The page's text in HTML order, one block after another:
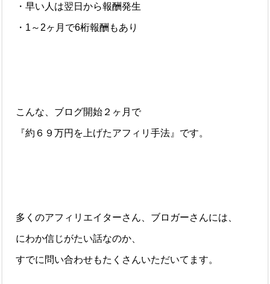
・早い人は翌日から報酬発生
・1～2ヶ月で6桁報酬もあり
こんな、ブログ開始２ヶ月で
『約６９万円を上げたアフィリ手法』です。
多くのアフィリエイターさん、ブロガーさんには、
にわか信じがたい話なのか、
すでに問い合わせもたくさんいただいてます。